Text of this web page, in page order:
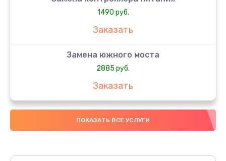
1490 руб.
Заказать
Замена южного моста
2885 руб.
Заказать
Чистка от пыли
745 руб.
ПОКАЗАТЬ ВСЕ УСЛУГИ